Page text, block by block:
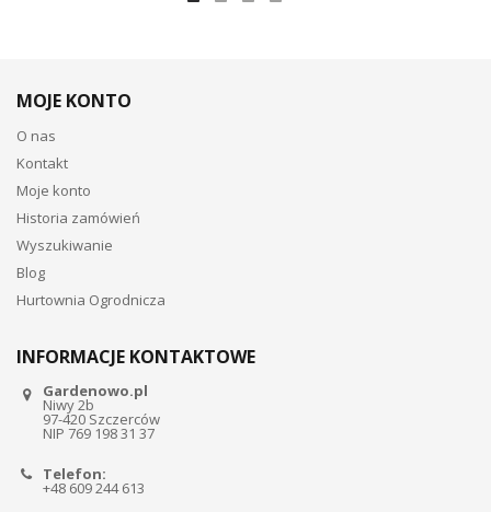
MOJE KONTO
O nas
Kontakt
Moje konto
Historia zamówień
Wyszukiwanie
Blog
Hurtownia Ogrodnicza
INFORMACJE KONTAKTOWE
Gardenowo.pl
Niwy 2b
97-420 Szczerców
NIP 769 198 31 37
Telefon:
+48 609 244 613